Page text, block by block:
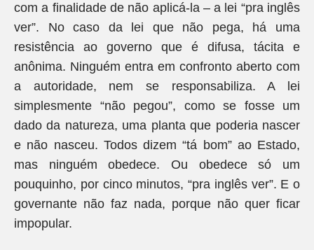
com a finalidade de não aplicá-la – a lei “pra inglês
ver”. No caso da lei que não pega, há uma
resistência ao governo que é difusa, tácita e
anônima. Ninguém entra em confronto aberto com
a autoridade, nem se responsabiliza. A lei
simplesmente “não pegou”, como se fosse um
dado da natureza, uma planta que poderia nascer
e não nasceu. Todos dizem “tá bom” ao Estado,
mas ninguém obedece. Ou obedece só um
pouquinho, por cinco minutos, “pra inglês ver”. E o
governante não faz nada, porque não quer ficar
impopular.